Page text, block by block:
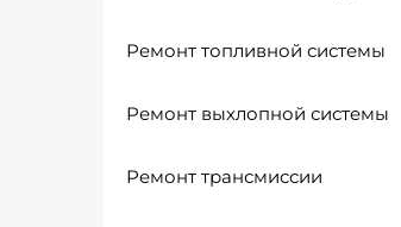
Ремонт топливной системы
Ремонт выхлопной системы
Ремонт трансмиссии